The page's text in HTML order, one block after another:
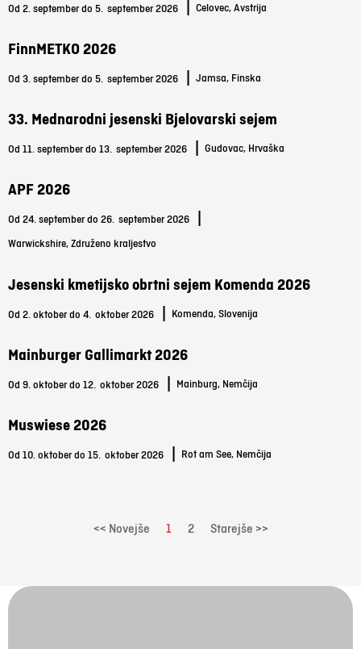
Od 2. september do 5. september 2026 Celovec, Avstrija
FinnMETKO 2026
Od 3. september do 5. september 2026 Jamsa, Finska
33. Mednarodni jesenski Bjelovarski sejem
Od 11. september do 13. september 2026 Gudovac, Hrvaška
APF 2026
Od 24. september do 26. september 2026
Warwickshire, Združeno kraljestvo
Jesenski kmetijsko obrtni sejem Komenda 2026
Od 2. oktober do 4. oktober 2026 Komenda, Slovenija
Mainburger Gallimarkt 2026
Od 9. oktober do 12. oktober 2026 Mainburg, Nemčija
Muswiese 2026
Od 10. oktober do 15. oktober 2026 Rot am See, Nemčija
<< Novejše 1 2 Starejše >>